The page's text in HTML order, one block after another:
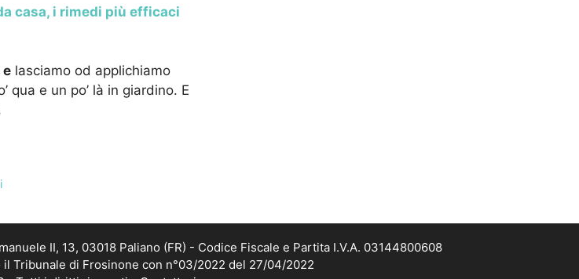
casa, i rimedi più efficaci
e lasciamo od applichiamo
qua e un po’ là in giardino. E
II, 13, 03018 Paliano (FR) - Codice Fiscale e Partita I.V.A. 03144800608
Tribunale di Frosinone con n°03/2022 del 27/04/2022